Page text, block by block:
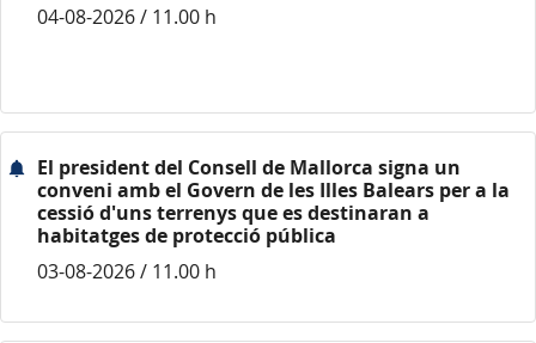
04-08-2026 / 11.00 h
El president del Consell de Mallorca signa un
conveni amb el Govern de les Illes Balears per a la
cessió d'uns terrenys que es destinaran a
habitatges de protecció pública
03-08-2026 / 11.00 h